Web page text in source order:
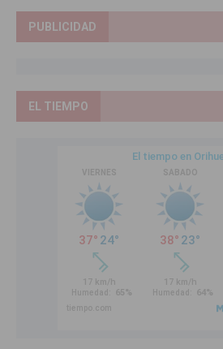
PUBLICIDAD
EL TIEMPO